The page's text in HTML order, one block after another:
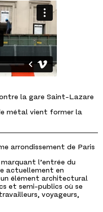
la gare Saint-Lazare
métal vient former la
arrondissement de Paris
l’entrée du
actuellement en
élément architectural
et semi-publics où se
voyageurs,